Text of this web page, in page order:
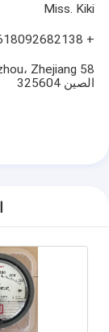
Miss. Kiki
+ 8618092682138
الصين 325604